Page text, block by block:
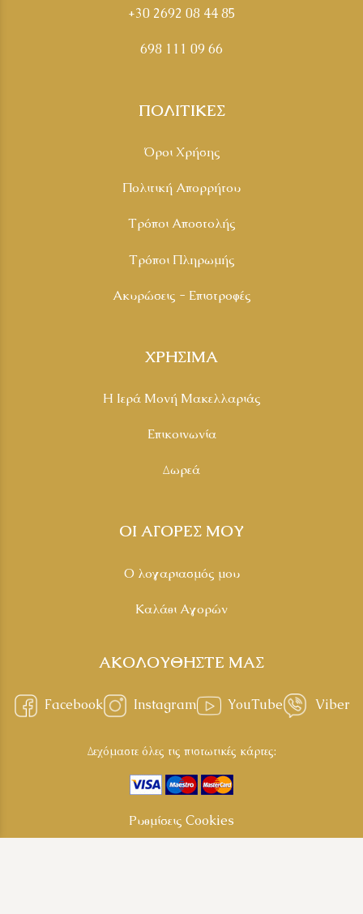
+30 2692 08 44 85
698 111 09 66
ΠΟΛΙΤΙΚΕΣ
Όροι Χρήσης
Πολιτική Απορρήτου
Τρόποι Αποστολής
Τρόποι Πληρωμής
Ακυρώσεις - Επιστροφές
ΧΡΗΣΙΜΑ
Η Ιερά Μονή Μακελλαριάς
Επικοινωνία
Δωρεά
ΟΙ ΑΓΟΡΕΣ ΜΟΥ
Ο λογαριασμός μου
Καλάθι Αγορών
ΑΚΟΛΟΥΘΗΣΤΕ ΜΑΣ
Facebook Instagram YouTube Viber
Δεχόμαστε όλες τις πιστωτικές κάρτες:
Ρυθμίσεις Cookies